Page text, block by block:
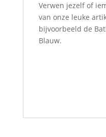
Verwen jezelf of
van onze leuke
bijvoorbeeld de
Blauw.